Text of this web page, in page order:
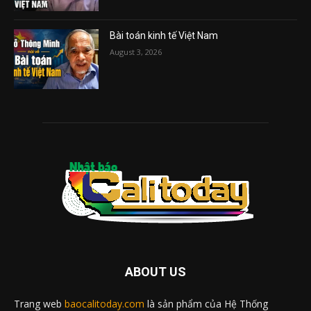
Bài toán kinh tế Việt Nam
August 3, 2026
ABOUT US
Trang web baocalitoday.com là sản phẩm của Hệ Thống